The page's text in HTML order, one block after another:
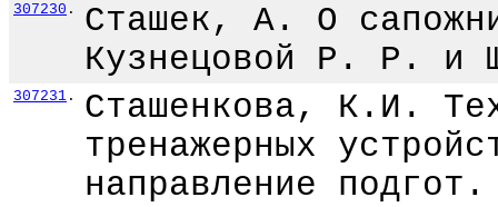
307230 .
Сташек, А. О
Кузнецовой Р. Р.
307231 .
Сташенкова, К.И.
тренажерных
направление